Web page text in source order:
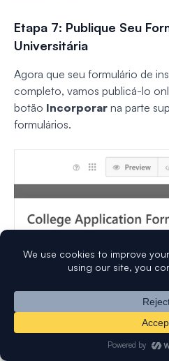
Etapa 7: Publique Seu
Universitária
Agora que seu formulário de
completo, vamos publicá-lo
botão Incorporar na parte
formulários.